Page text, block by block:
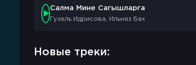
Салма Мине Сагышларга
Гузель Идрисова, Ильназ Бах
Новые треки: